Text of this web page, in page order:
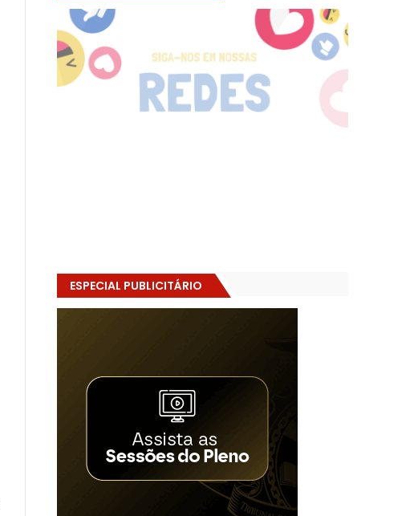
ESPECIAL PUBLICITÁRIO